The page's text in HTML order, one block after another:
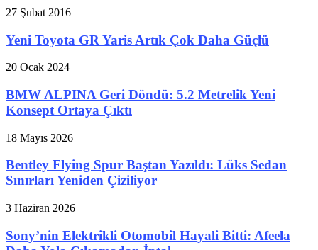
27 Şubat 2016
Yeni Toyota GR Yaris Artık Çok Daha Güçlü
20 Ocak 2024
BMW ALPINA Geri Döndü: 5.2 Metrelik Yeni
Konsept Ortaya Çıktı
18 Mayıs 2026
Bentley Flying Spur Baştan Yazıldı: Lüks Sedan
Sınırları Yeniden Çiziliyor
3 Haziran 2026
Sony’nin Elektrikli Otomobil Hayali Bitti: Afeela